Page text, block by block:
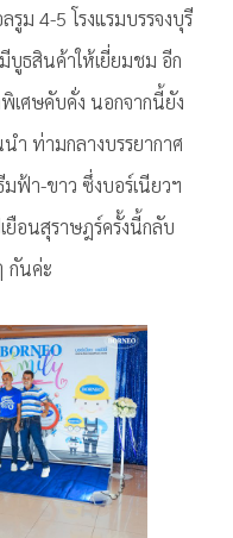
รูม 4-5 โรงแรมบรรจงบุรี
บูธสินค้าให้เยี่ยมชม อีก
เศษคับคั่ง นอกจากนี้ยัง
ำ ท่ามกลางบรรยากาศ
ฟ้า-ขาว ซึ่งบอร์เนียวฯ
ยือนสุราษฎร์ครั้งนี้กลับ
กันค่ะ